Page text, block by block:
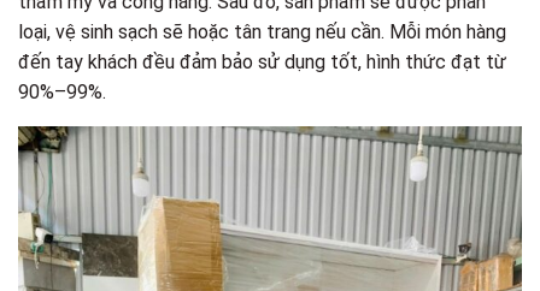
loại, vệ sinh sạch sẽ hoặc tân trang nếu cần. Mỗi món hàng
đến tay khách đều đảm bảo sử dụng tốt, hình thức đạt từ
90%–99%.